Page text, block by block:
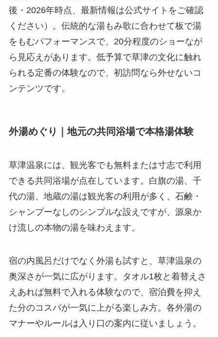
後・2026年時点、最新情報は公式サイトをご確認
ください）。伝統的な湯もみ歌に合わせて板で湯
をもむパフォーマンスで、20分程度のショーなが
ら見応えがあります。低予算で草津の文化に触れ
られる定番の体験なので、初訪問なら外せないコ
ンテンツです。
外湯めぐり｜地元の共同浴場で本格湯体験
草津温泉には、観光客でも無料または寸志で利用
できる共同浴場が点在しています。白旗の湯、千
代の湯、地蔵の湯は観光客の利用が多く、石鹸・
シャンプーなしのシンプルな設えですが、源泉か
け流しの本物の湯を味わえます。
宿の内風呂だけでなく外湯も試すと、草津温泉の
奥深さが一気に広がります。タオル1枚と着替えさ
えあれば無料で入れる体験なので、宿泊費を抑え
た分のコスパが一気に上がる楽しみ方。各外湯の
マナーやルールは入り口の案内に従いましょう。